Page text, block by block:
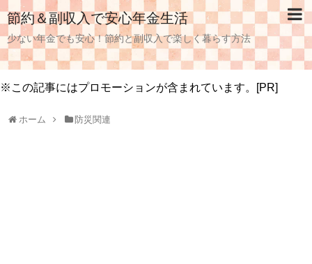
節約＆副収入で安心年金生活
少ない年金でも安心！節約と副収入で楽しく暮らす方法
※この記事にはプロモーションが含まれています。[PR]
ホーム 防災関連